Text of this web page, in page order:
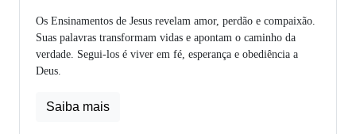
Os Ensinamentos de Jesus revelam amor, perdão e compaixão.
Suas palavras transformam vidas e apontam o caminho da
verdade. Segui-los é viver em fé, esperança e obediência a
Deus.
Saiba mais